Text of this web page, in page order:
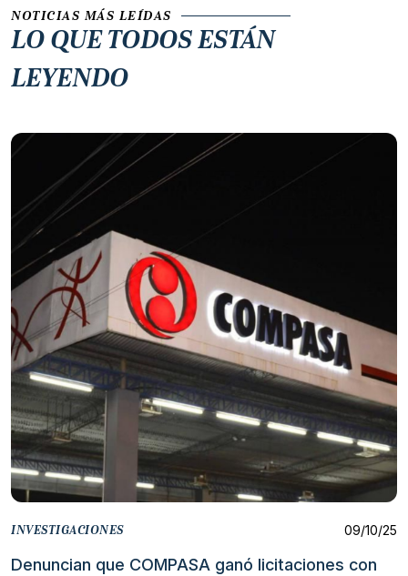
NOTICIAS MÁS LEÍDAS
LO QUE TODOS ESTÁN
LEYENDO
INVESTIGACIONES 09/10/25
Denuncian que COMPASA ganó licitaciones con